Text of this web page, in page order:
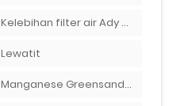
Kelebihan filter air Ady Water untuk menyaring air sumur bor di rumah"
Lewatit
Manganese Greensand Plus